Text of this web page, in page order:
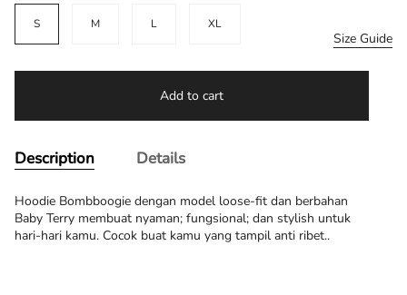
Size Guide
S M L XL
Add to cart
Description Details
Hoodie Bombboogie dengan model loose-fit dan berbahan
Baby Terry membuat nyaman; fungsional; dan stylish untuk
hari-hari kamu. Cocok buat kamu yang tampil anti ribet..